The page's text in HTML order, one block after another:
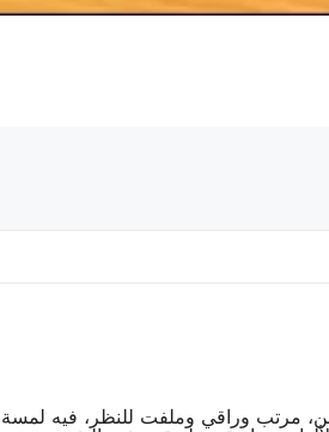
مرتب وراقي وملفت للنظر، فيه